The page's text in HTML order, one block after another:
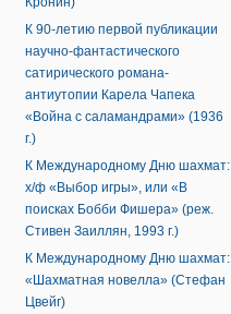
К 90-летию первой публикации
научно-фантастического
сатирического романа-
антиутопии Карела Чапека
«Война с саламандрами» (1936
г.)
К Международному Дню шахмат:
х/ф «Выбор игры», или «В
поисках Бобби Фишера» (реж.
Стивен Заиллян, 1993 г.)
К Международному Дню шахмат:
«Шахматная новелла» (Стефан
Цвейг)